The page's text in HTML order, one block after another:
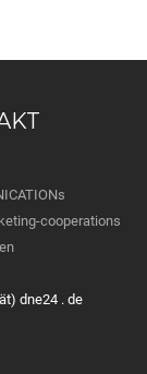
cooperations
dne24 . de